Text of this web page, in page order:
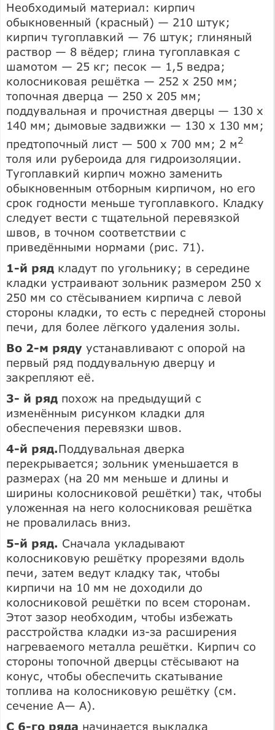
Необходимый материал: кирпич
обыкновенный (красный) — 210 штук;
кирпич тугоплавкий — 76 штук; глиняный
раствор — 8 вёдер; глина тугоплавкая с
шамотом — 25 кг; песок — 1,5 ведра;
колосниковая решётка — 252 х 250 мм;
топочная дверца — 250 х 205 мм;
поддувальная и прочистная дверцы — 130 x
140 мм; дымовые задвижки — 130 x 130 мм;
предтопочный лист — 500 х 700 мм; 2 м2
толя или рубероида для гидроизоляции.
Тугоплавкий кирпич можно заменить
обыкновенным отборным кирпичом, но его
срок годности меньше тугоплавкого. Кладку
следует вести с тщательной перевязкой
швов, в точном соответствии с
приведёнными нормами (рис. 71).
1-й ряд кладут по угольнику; в середине
кладки устраивают зольник размером 250 х
250 мм со стёсыванием кирпича с левой
стороны кладки, то есть с передней стороны
печи, для более лёгкого удаления золы.
Во 2-м ряду устанавливают с опорой на
первый ряд поддувальную дверцу и
закрепляют её.
3- й ряд похож на предыдущий с
изменённым рисунком кладки для
обеспечения перевязки швов.
4-й ряд.Поддувальная дверка
перекрывается; зольник уменьшается в
размерах (на 20 мм меньше и длины и
ширины колосниковой решётки) так, чтобы
уложенная на него колосниковая решётка
не провалилась вниз.
5-й ряд. Сначала укладывают
колосниковую решётку прорезями вдоль
печи, затем ведут кладку так, чтобы
кирпичи на 10 мм не доходили до
колосниковой решётки по всем сторонам.
Этот зазор необходим, чтобы избежать
расстройства кладки из-за расширения
нагреваемого металла решётки. Кирпич со
стороны топочной дверцы стёсывают на
конус, чтобы обеспечить скатывание
топлива на колосниковую решётку (см.
сечение А— А).
С 6-го ряда начинается выкладка